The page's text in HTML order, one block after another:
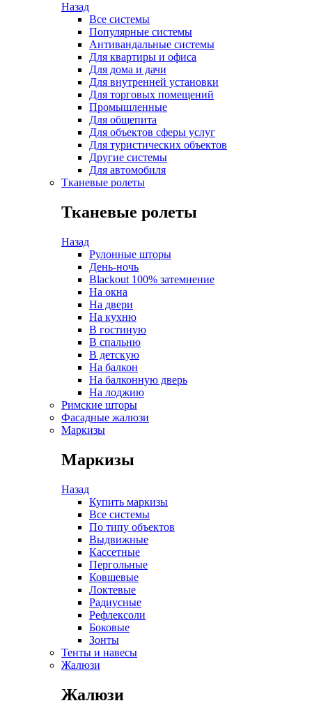
Назад
Все системы
Популярные системы
Антивандальные системы
Для квартиры и офиса
Для дома и дачи
Для внутренней установки
Для торговых помещений
Промышленные
Для общепита
Для объектов сферы услуг
Для туристических объектов
Другие системы
Для автомобиля
Тканевые ролеты
Тканевые ролеты
Назад
Рулонные шторы
День-ночь
Blackout 100% затемнение
На окна
На двери
На кухню
В гостиную
В спальню
В детскую
На балкон
На балконную дверь
На лоджию
Римские шторы
Фасадные жалюзи
Маркизы
Маркизы
Назад
Купить маркизы
Все системы
По типу объектов
Выдвижные
Кассетные
Пергольные
Ковшевые
Локтевые
Радиусные
Рефлексоли
Боковые
Зонты
Тенты и навесы
Жалюзи
Жалюзи